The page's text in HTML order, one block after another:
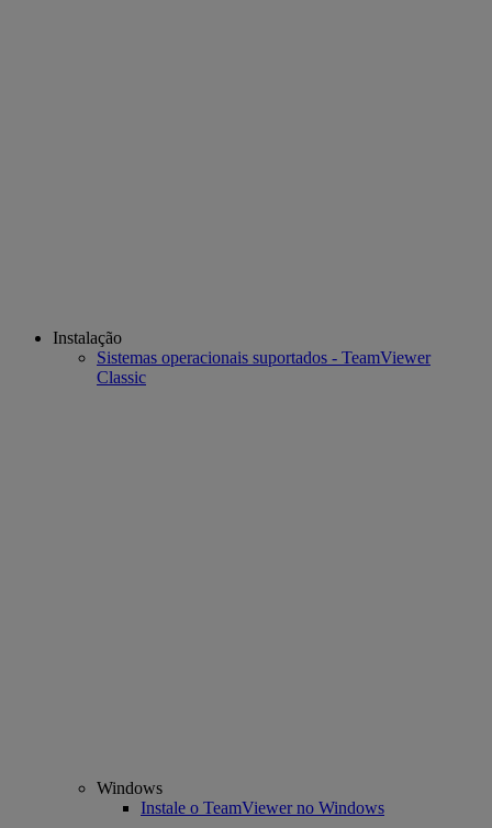
Instalação
Sistemas operacionais suportados - TeamViewer
Classic
Windows
Instale o TeamViewer no Windows